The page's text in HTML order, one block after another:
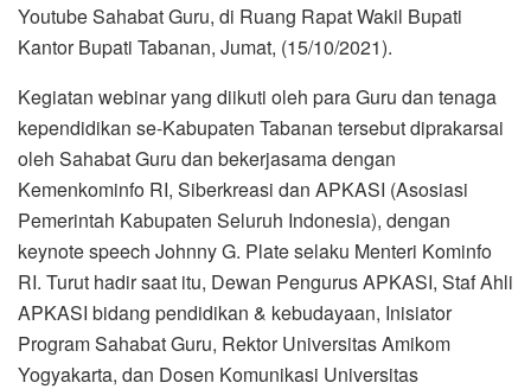
Youtube Sahabat Guru, di Ruang Rapat Wakil Bupati
Kantor Bupati Tabanan, Jumat, (15/10/2021).
Kegiatan webinar yang diikuti oleh para Guru dan tenaga
kependidikan se-Kabupaten Tabanan tersebut diprakarsai
oleh Sahabat Guru dan bekerjasama dengan
Kemenkominfo RI, Siberkreasi dan APKASI (Asosiasi
Pemerintah Kabupaten Seluruh Indonesia), dengan
keynote speech Johnny G. Plate selaku Menteri Kominfo
RI. Turut hadir saat itu, Dewan Pengurus APKASI, Staf Ahli
APKASI bidang pendidikan & kebudayaan, Inisiator
Program Sahabat Guru, Rektor Universitas Amikom
Yogyakarta, dan Dosen Komunikasi Universitas